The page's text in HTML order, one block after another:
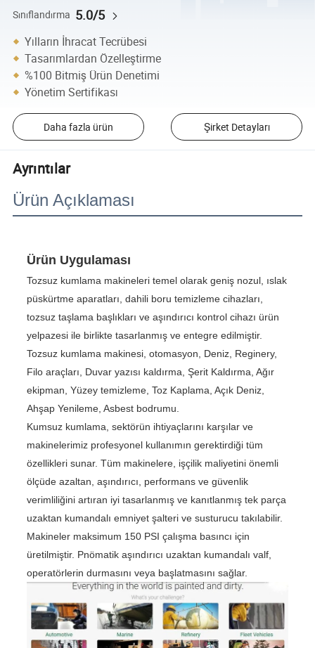
Sınıflandırma 5.0/5
Yılların İhracat Tecrübesi
Tasarımlardan Özelleştirme
%100 Bitmiş Ürün Denetimi
Yönetim Sertifikası
Daha fazla ürün Şirket Detayları
Ayrıntılar
Ürün Açıklaması
Ürün Uygulaması
Tozsuz kumlama makineleri temel olarak geniş nozul, ıslak
püskürtme aparatları, dahili boru temizleme cihazları,
tozsuz taşlama başlıkları ve aşındırıcı kontrol cihazı ürün
yelpazesi ile birlikte tasarlanmış ve entegre edilmiştir.
Tozsuz kumlama makinesi, otomasyon, Deniz, Reginery,
Filo araçları, Duvar yazısı kaldırma, Şerit Kaldırma, Ağır
ekipman, Yüzey temizleme, Toz Kaplama, Açık Deniz,
Ahşap Yenileme, Asbest bodrumu.
Kumsuz kumlama, sektörün ihtiyaçlarını karşılar ve
makinelerimiz profesyonel kullanımın gerektirdiği tüm
özellikleri sunar. Tüm makinelere, işçilik maliyetini önemli
ölçüde azaltan, aşındırıcı, performans ve güvenlik
verimliliğini artıran iyi tasarlanmış ve kanıtlanmış tek parça
uzaktan kumandalı emniyet şalteri ve susturucu takılabilir.
Makineler maksimum 150 PSI çalışma basıncı için
üretilmiştir. Pnömatik aşındırıcı uzaktan kumandalı valf,
operatörlerin durmasını veya başlatmasını sağlar.